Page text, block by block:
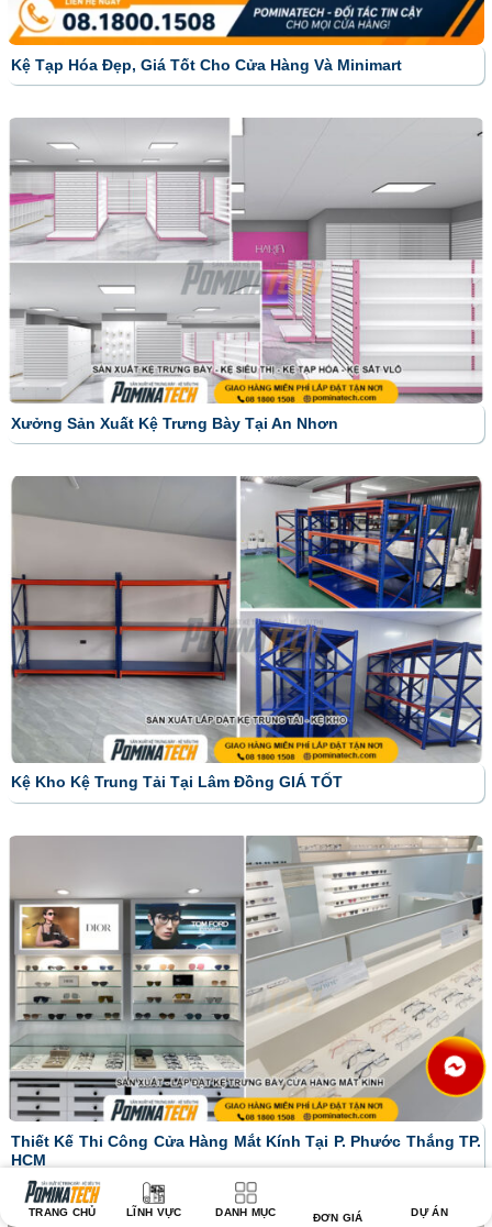
Kệ Tạp Hóa Đẹp, Giá Tốt Cho Cửa Hàng Và Minimart
Xưởng Sản Xuất Kệ Trưng Bày Tại An Nhơn
Kệ Kho Kệ Trung Tải Tại Lâm Đồng GIÁ TỐT
Thiết Kế Thi Công Cửa Hàng Mắt Kính Tại P. Phước Thắng TP.
HCM
TRANG CHỦ LĨNH VỰC DANH MỤC ĐƠN GIÁ DỰ ÁN